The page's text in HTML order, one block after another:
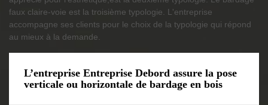
faux claire-voie est la troisième typologie. L'entreprise
accompagne ses clients pour le choix de la typologie qui répond
au mieux à la demande.
L’entreprise Entreprise Debord assure la pose
verticale ou horizontale de bardage en bois